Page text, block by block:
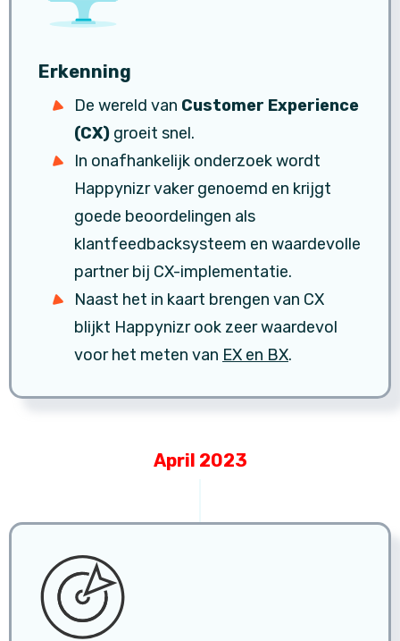
Erkenning
De wereld van Customer Experience
(CX) groeit snel.
In onafhankelijk onderzoek wordt
Happynizr vaker genoemd en krijgt
goede beoordelingen als
klantfeedbacksysteem en waardevolle
partner bij CX-implementatie.
Naast het in kaart brengen van CX
blijkt Happynizr ook zeer waardevol
voor het meten van EX en BX.
April 2023